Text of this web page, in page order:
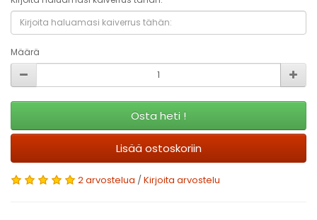
Määrä
Osta heti !
Lisää ostoskoriin
2 arvostelua /Kirjoita arvostelu